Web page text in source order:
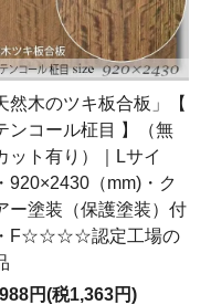
然木のツキ板合板」【
ンコール柾目 】（無
ット有り）｜Lサイ
920×2430（mm)・ク
ー塗装（保護塗装）付
F☆☆☆☆認定工場の
円(税1,363円)